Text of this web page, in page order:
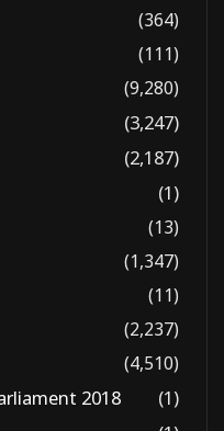
(364)
(111)
(9,280)
(3,247)
(2,187)
(1)
(13)
(1,347)
(11)
(2,237)
(4,510)
2018
(1)